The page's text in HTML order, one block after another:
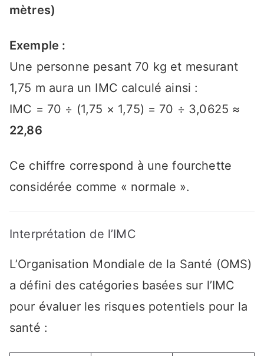
mètres)
Exemple :
Une personne pesant 70 kg et mesurant
1,75 m aura un IMC calculé ainsi :
IMC = 70 ÷ (1,75 × 1,75) = 70 ÷ 3,0625 ≈
22,86
Ce chiffre correspond à une fourchette
considérée comme « normale ».
Interprétation de l’IMC
L’Organisation Mondiale de la Santé (OMS)
a défini des catégories basées sur l’IMC
pour évaluer les risques potentiels pour la
santé :